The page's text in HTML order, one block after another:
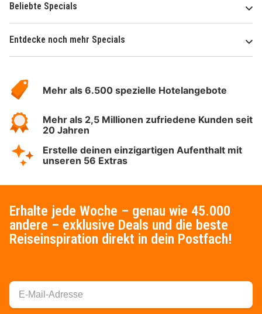
Beliebte Specials
Entdecke noch mehr Specials
Hotelspecials
Mehr als 6.500 spezielle Hotelangebote
Mehr als 2,5 Millionen zufriedene Kunden seit
20 Jahren
Erstelle deinen einzigartigen Aufenthalt mit
unseren 56 Extras
Erhalte jede Woche – genau wie 45.000
andere – exklusive Deals und die beste
Reiseinspiration direkt in dein Postfach!